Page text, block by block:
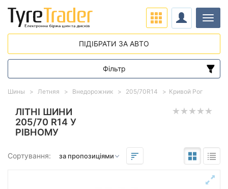
ЛІТНІ ШИНИ
205/70 R14 У
РІВНОМУ
Сортування:
Шины Летняя Внедорожник 205/70R14 Кривой Рог
ПІДІБРАТИ ЗА АВТО
Фільтр
Діапазон цін
від